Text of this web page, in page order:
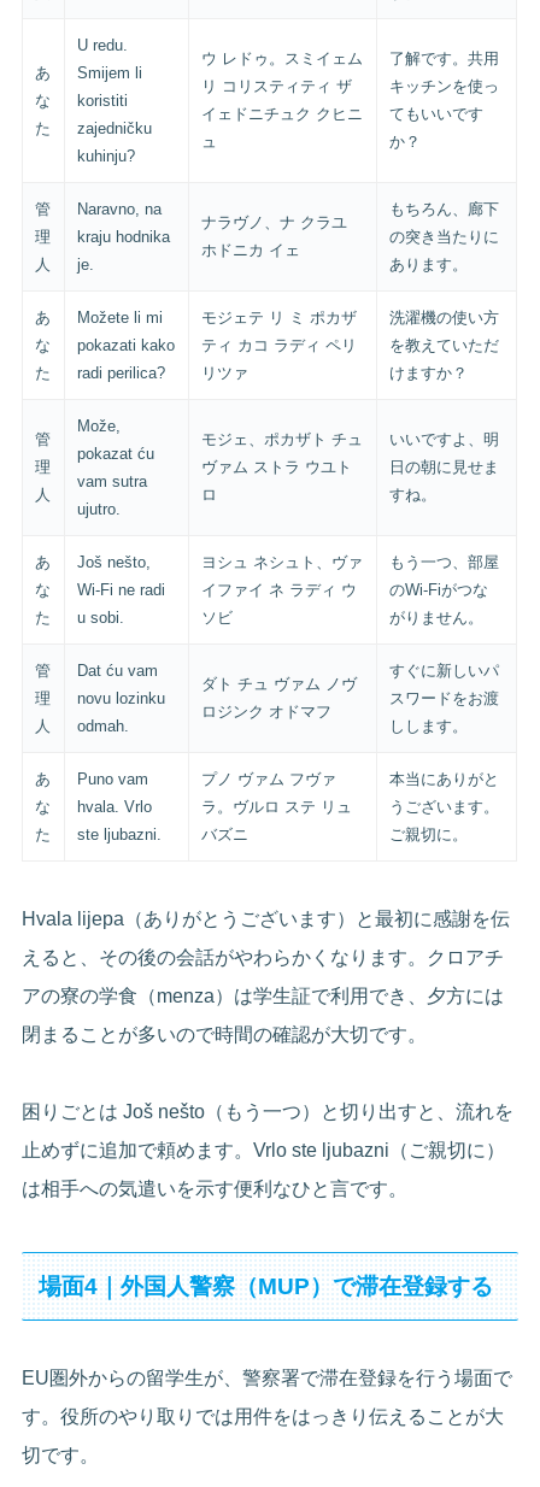
あ
な
た
U redu.
Smijem li
koristiti
zajedničku
kuhinju?
ウ レドゥ。スミイェム
リ コリスティティ ザ
イェドニチュク クヒニ
ュ
了解です。共用
キッチンを使っ
てもいいです
か？
管
理
人
Naravno, na
kraju hodnika
je.
ナラヴノ、ナ クラユ
ホドニカ イェ
もちろん、廊下
の突き当たりに
あります。
あ
な
た
Možete li mi
pokazati kako
radi perilica?
モジェテ リ ミ ポカザ
ティ カコ ラディ ペリ
リツァ
洗濯機の使い方
を教えていただ
けますか？
管
理
人
Može,
pokazat ću
vam sutra
ujutro.
モジェ、ポカザト チュ
ヴァム ストラ ウユト
ロ
いいですよ、明
日の朝に見せま
すね。
あ
な
た
Još nešto,
Wi-Fi ne radi
u sobi.
ヨシュ ネシュト、ヴァ
イファイ ネ ラディ ウ
ソビ
もう一つ、部屋
のWi-Fiがつな
がりません。
管
理
人
Dat ću vam
novu lozinku
odmah.
ダト チュ ヴァム ノヴ
ロジンク オドマフ
すぐに新しいパ
スワードをお渡
しします。
あ
な
た
Puno vam
hvala. Vrlo
ste ljubazni.
プノ ヴァム フヴァ
ラ。ヴルロ ステ リュ
バズニ
本当にありがと
うございます。
ご親切に。
Hvala lijepa（ありがとうございます）と最初に感謝を伝
えると、その後の会話がやわらかくなります。クロアチ
アの寮の学食（menza）は学生証で利用でき、夕方には
閉まることが多いので時間の確認が大切です。
困りごとは Još nešto（もう一つ）と切り出すと、流れを
止めずに追加で頼めます。Vrlo ste ljubazni（ご親切に）
は相手への気遣いを示す便利なひと言です。
場面4｜外国人警察（MUP）で滞在登録する
EU圏外からの留学生が、警察署で滞在登録を行う場面で
す。役所のやり取りでは用件をはっきり伝えることが大
切です。